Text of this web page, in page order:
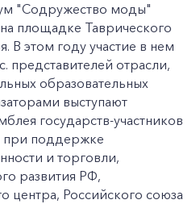
"Содружество моды"
площадке Таврического
В этом году участие в нем
представителей отрасли,
образовательных
выступают
государств-участников
при поддержке
и торговли,
развития РФ,
центра, Российского союза